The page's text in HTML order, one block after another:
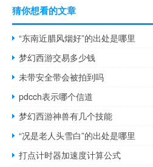
猜你想看的文章
“东南近腊风烟好”的出处是哪里
梦幻西游交易多少钱
未带安全带会被拍到吗
pdcch表示哪个信道
梦幻西游神兽有几个技能
“况是老人头雪白”的出处是哪里
打点计时器加速度计算公式